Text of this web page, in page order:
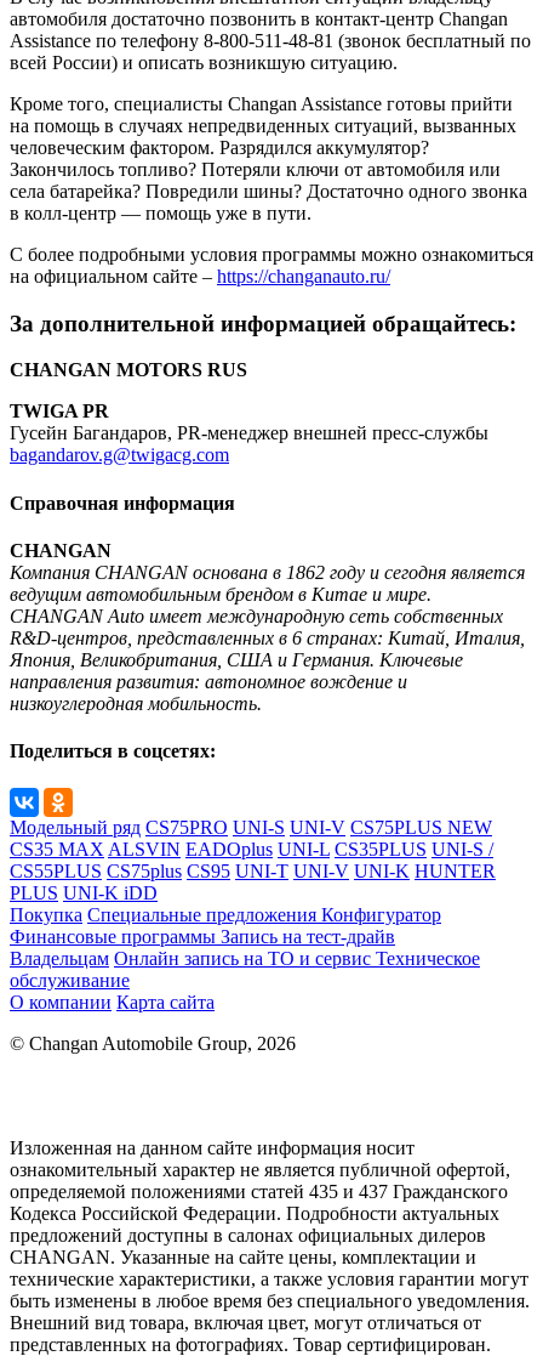
автомобиля достаточно позвонить в контакт-центр Changan
Assistance по телефону 8-800-511-48-81 (звонок бесплатный по
всей России) и описать возникшую ситуацию.
Кроме того, специалисты Changan Assistance готовы прийти
на помощь в случаях непредвиденных ситуаций, вызванных
человеческим фактором. Разрядился аккумулятор?
Закончилось топливо? Потеряли ключи от автомобиля или
села батарейка? Повредили шины? Достаточно одного звонка
в колл-центр — помощь уже в пути.
С более подробными условия программы можно ознакомиться
на официальном сайте – https://changanauto.ru/
За дополнительной информацией обращайтесь:
CHANGAN MOTORS RUS
TWIGA PR
Гусейн Багандаров, PR-менеджер внешней пресс-службы
bagandarov.g@twigacg.com
Справочная информация
CHANGAN
Компания CHANGAN основана в 1862 году и сегодня является
ведущим автомобильным брендом в Китае и мире.
CHANGAN Auto имеет международную сеть собственных
R&D-центров, представленных в 6 странах: Китай, Италия,
Япония, Великобритания, США и Германия. Ключевые
направления развития: автономное вождение и
низкоуглеродная мобильность.
Поделиться в соцсетях:
Модельный ряд CS75PRO UNI-S UNI-V CS75PLUS NEW
CS35 MAX ALSVIN EADOplus UNI-L CS35PLUS UNI-S /
CS55PLUS CS75plus CS95 UNI-T UNI-V UNI-K HUNTER
PLUS UNI-K iDD
Покупка Специальные предложения Конфигуратор
Финансовые программы Запись на тест-драйв
Владельцам Онлайн запись на ТО и сервис Техническое
обслуживание
О компании Карта сайта
© Changan Automobile Group, 2026
Изложенная на данном сайте информация носит
ознакомительный характер не является публичной офертой,
определяемой положениями статей 435 и 437 Гражданского
Кодекса Российской Федерации. Подробности актуальных
предложений доступны в салонах официальных дилеров
CHANGAN. Указанные на сайте цены, комплектации и
технические характеристики, а также условия гарантии могут
быть изменены в любое время без специального уведомления.
Внешний вид товара, включая цвет, могут отличаться от
представленных на фотографиях. Товар сертифицирован.